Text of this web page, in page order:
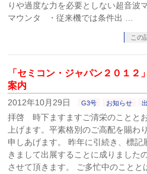
りや過度な力を必要としない超音波
マウンタ ・従来機では条件出 …
この
「セミコン・ジャパン２０１２
案内
2012年10月29日 G3号 お知らせ
拝啓 時下ますますご清栄のことと
上げます。平素格別のご高配を賜わ
申しあげます。 昨年に引続き、標記
きまして出展することに成りました
させて頂きます。 ご多忙中のことと